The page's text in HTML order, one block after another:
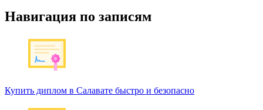
Навигация по записям
Купить диплом в Салавате быстро и безопасно